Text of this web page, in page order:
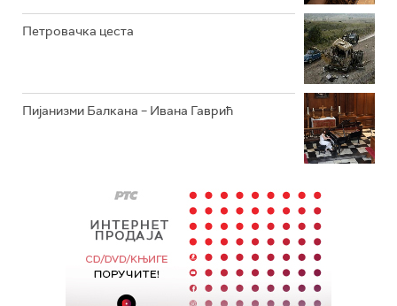
Петровачка цеста
Пијанизми Балкана – Ивана Гаврић